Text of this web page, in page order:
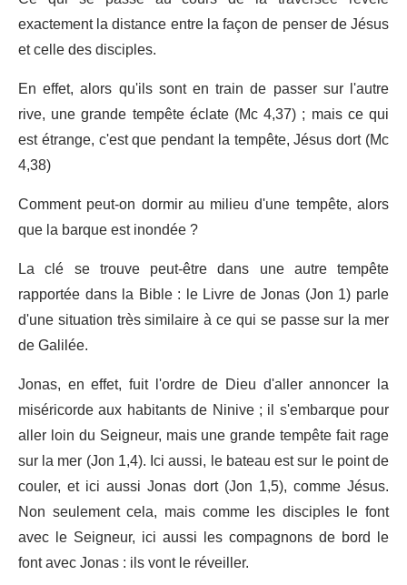
exactement la distance entre la façon de penser de Jésus
et celle des disciples.
En effet, alors qu'ils sont en train de passer sur l'autre
rive, une grande tempête éclate (Mc 4,37) ; mais ce qui
est étrange, c'est que pendant la tempête, Jésus dort (Mc
4,38)
Comment peut-on dormir au milieu d'une tempête, alors
que la barque est inondée ?
La clé se trouve peut-être dans une autre tempête
rapportée dans la Bible : le Livre de Jonas (Jon 1) parle
d'une situation très similaire à ce qui se passe sur la mer
de Galilée.
Jonas, en effet, fuit l'ordre de Dieu d'aller annoncer la
miséricorde aux habitants de Ninive ; il s'embarque pour
aller loin du Seigneur, mais une grande tempête fait rage
sur la mer (Jon 1,4). Ici aussi, le bateau est sur le point de
couler, et ici aussi Jonas dort (Jon 1,5), comme Jésus.
Non seulement cela, mais comme les disciples le font
avec le Seigneur, ici aussi les compagnons de bord le
font avec Jonas : ils vont le réveiller.